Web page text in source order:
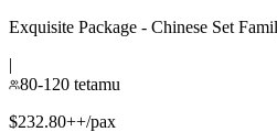
Exquisite Package - Chinese Set
|
80-120 tetamu
$232.80++/pax